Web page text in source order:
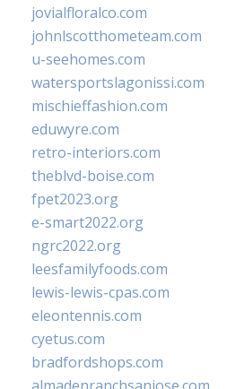
jovialfloralco.com
johnlscotthometeam.com
u-seehomes.com
watersportslagonissi.com
mischieffashion.com
eduwyre.com
retro-interiors.com
theblvd-boise.com
fpet2023.org
e-smart2022.org
ngrc2022.org
leesfamilyfoods.com
lewis-lewis-cpas.com
eleontennis.com
cyetus.com
bradfordshops.com